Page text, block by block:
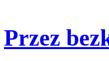
Przez